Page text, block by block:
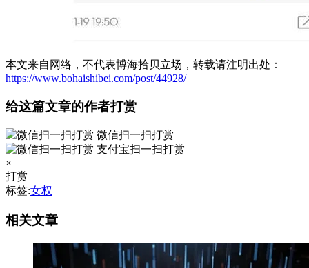
本文来自网络，不代表博海拾贝立场，转载请注明出处：
https://www.bohaishibei.com/post/44928/
给这篇文章的作者打赏
微信扫一扫打赏
支付宝扫一扫打赏
×
打赏
标签:女权
相关文章